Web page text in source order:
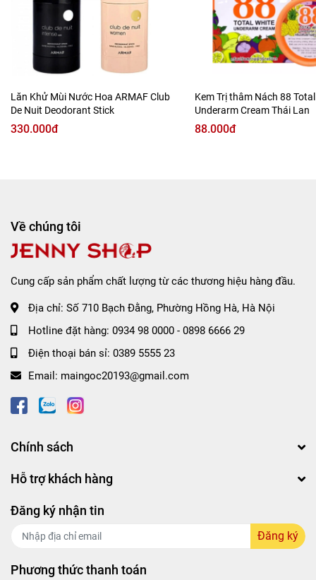
Ngoài ra, lăn khử mùi còn giúp trị thâm vùng nách, giúp
bạn tự tin với vùng nách trắng mịn.
Lăn Khử Mùi Nước Hoa ARMAF Club
De Nuit Deodorant Stick
330.000đ
Kem Trị thâm Nách 88
Underarm Cream Thái Lan
88.000đ
Về chúng tôi
Cung cấp sản phẩm chất lượng từ các thương hiệu hàng đầu.
Địa chỉ: Số 710 Bạch Đằng, Phường Hồng Hà, Hà Nội
Hotline đặt hàng: 0934 98 0000 - 0898 6666 29
Điện thoại bán sỉ: 0389 5555 23
Email: maingoc20193@gmail.com
Chính sách
Hỗ trợ khách hàng
Đăng ký nhận tin
Đăng ký
Phương thức thanh toán